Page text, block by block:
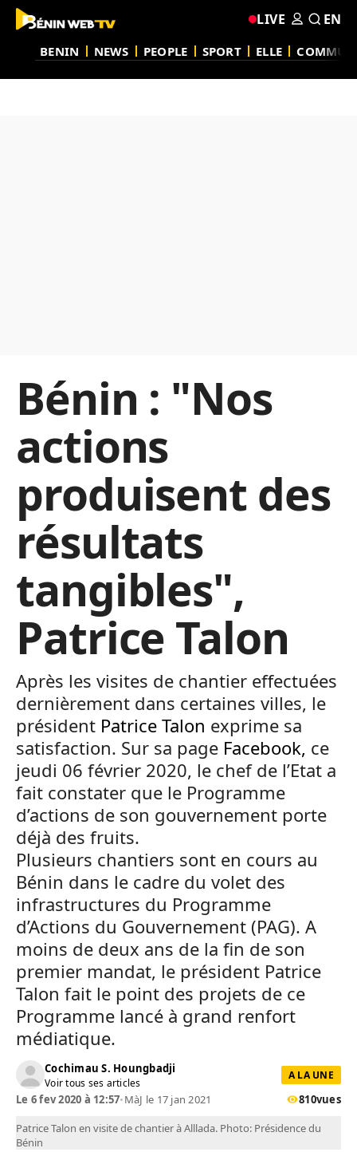
BENIN NEWS PEOPLE SPORT ELLE
LIVE EN
Bénin : "Nos
actions
produisent des
résultats
tangibles",
Patrice Talon
Après les visites de chantier effectuées
dernièrement dans certaines villes, le
président Patrice Talon exprime sa
satisfaction. Sur sa page Facebook, ce
jeudi 06 février 2020, le chef de l’Etat a
fait constater que le Programme
d’actions de son gouvernement porte
déjà des fruits.
Plusieurs chantiers sont en cours au
Bénin dans le cadre du volet des
infrastructures du Programme
d’Actions du Gouvernement (PAG). A
moins de deux ans de la fin de son
premier mandat, le président Patrice
Talon fait le point des projets de ce
Programme lancé à grand renfort
médiatique.
Cochimau S. Houngbadji
Voir tous ses articles
A LA UNE
Le 6 fev 2020 à 12:57•MàJ le 17 jan 2021 810vues
Patrice Talon en visite de chantier à Alllada. Photo: Présidence du
Bénin